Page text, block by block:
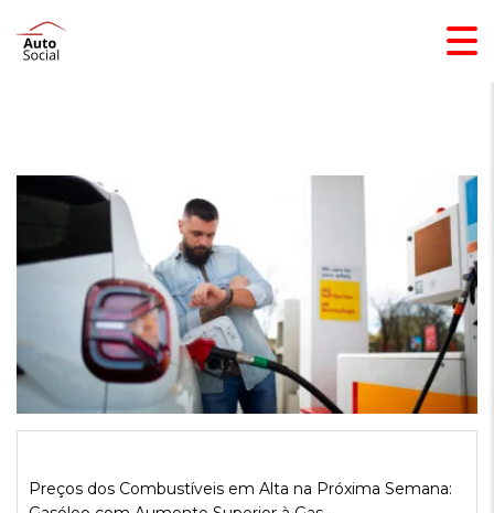
Preços dos Combustíveis em Alta na Próxima Semana: